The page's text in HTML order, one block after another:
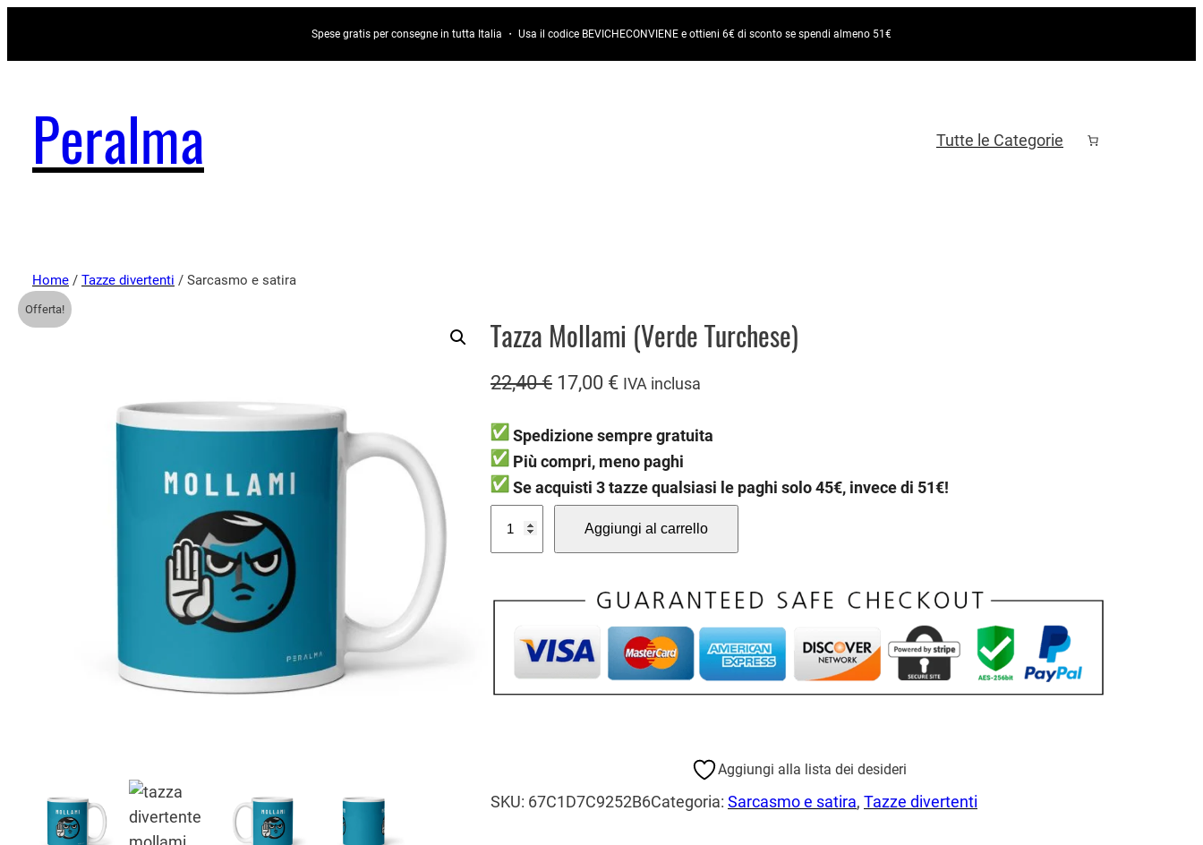
Spese gratis per consegne in tutta Italia ・ Usa il codice BEVICHECONVIENE e ottieni 6€ di sconto se spendi almeno 51€
Peralma Tutte le Categorie
Home / Tazze divertenti / Sarcasmo e satira
Offerta!
Tazza Mollami (Verde Turchese)
22,40€ I
p
r
e
z
r
i
a
17,00 €I
p
r
e
z
z
o
t
t
e
IVA inclusa
Spedizione sempre gratuita
Più compri, meno paghi
Se acquisti 3 tazze qualsiasi le paghi solo 45€, invece di 51€!
i
Aggiungi al carrello
Aggiungi alla lista dei desideri
SKU: 67C1D7C9252B6Categoria: Sarcasmo e satira, Tazze divertenti